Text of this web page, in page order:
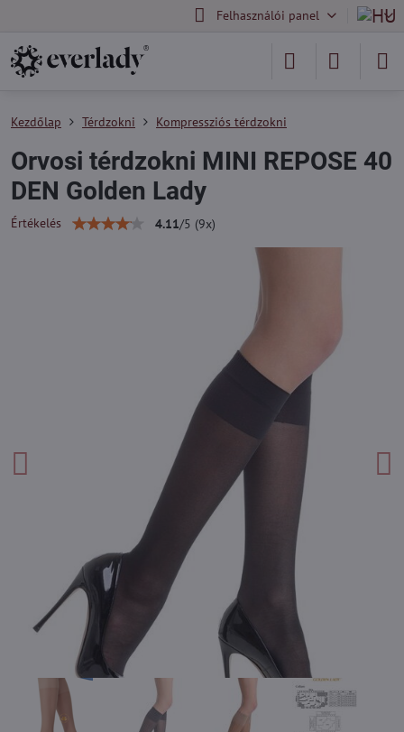
Felhasználói panel
Kezdőlap Térdzokni Kompressziós térdzokni
Orvosi térdzokni MINI REPOSE 40
DEN Golden Lady
Értékelés 4.11/5 (9x)